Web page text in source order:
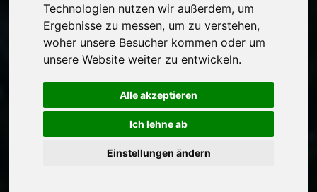
Technologien nutzen wir außerdem, um
Ergebnisse zu messen, um zu verstehen,
woher unsere Besucher kommen oder um
unsere Website weiter zu entwickeln.
Alle akzeptieren
Ich lehne ab
Einstellungen ändern